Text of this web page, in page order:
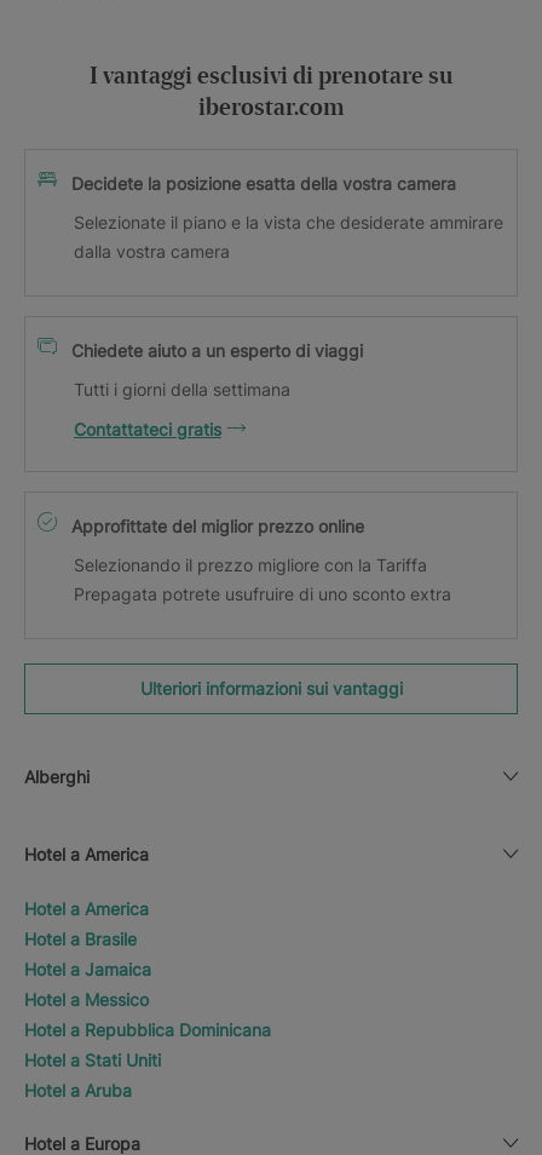
I vantaggi esclusivi di prenotare su
iberostar.com
Decidete la posizione esatta della vostra camera
Selezionate il piano e la vista che desiderate ammirare
dalla vostra camera
Chiedete aiuto a un esperto di viaggi
Tutti i giorni della settimana
Contattateci gratis
Approfittate del miglior prezzo online
Selezionando il prezzo migliore con la Tariffa
Prepagata potrete usufruire di uno sconto extra
Ulteriori informazioni sui vantaggi
Alberghi
Hotel a America
Hotel a America
Hotel a Brasile
Hotel a Jamaica
Hotel a Messico
Hotel a Repubblica Dominicana
Hotel a Stati Uniti
Hotel a Aruba
Hotel a Europa